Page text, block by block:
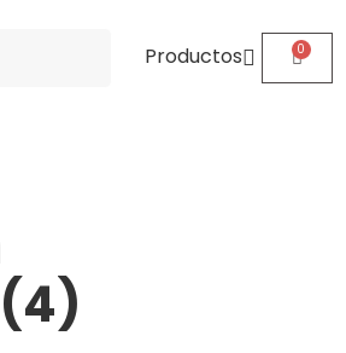
Productos